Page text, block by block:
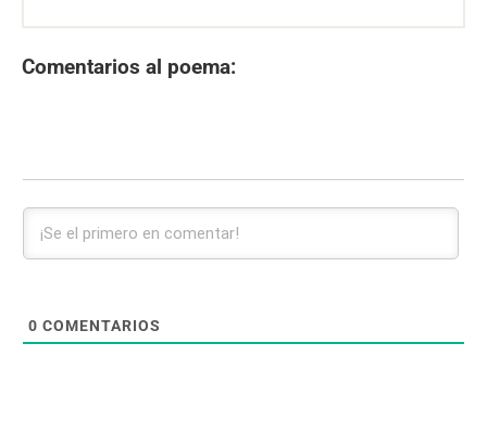
Comentarios al poema:
0 COMENTARIOS